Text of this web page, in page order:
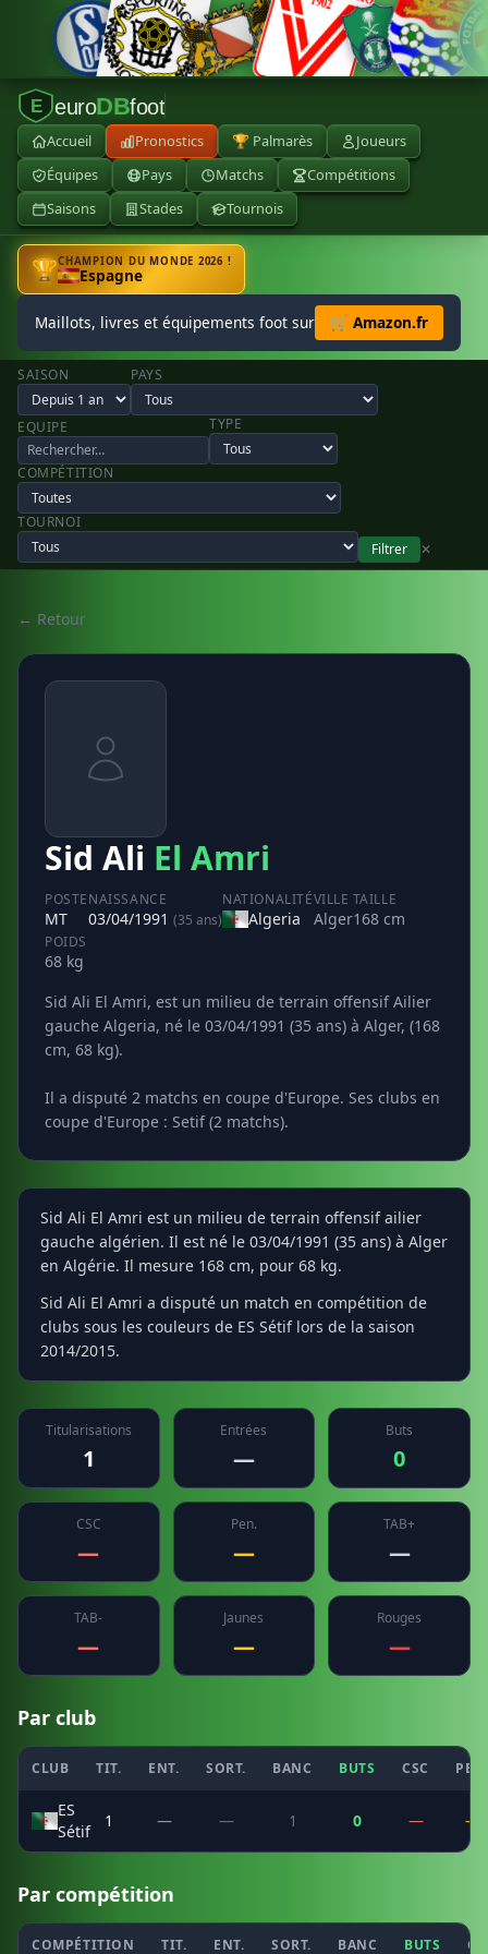
E euroDBfoot
Accueil Pronostics 🏆 Palmarès
Joueurs
Équipes
Pays Matchs
Compétitions
Saisons
Stades Tournois
🏆CHAMPION DU MONDE 2026 !
Espagne
Maillots, livres et équipements foot sur 🛒 Amazon.fr
SAISON PAYS
EQUIPE TYPE
COMPÉTITION
TOURNOI
Filtrer
✕
← Retour
Sid Ali El Amri
POSTE
MT
NAISSANCE
03/04/1991 (35 ans)
NATIONALITÉ
Algeria
VILLE
Alger
TAILLE
168 cm
POIDS
68 kg
Sid Ali El Amri, est un milieu de terrain offensif Ailier
gauche Algeria, né le 03/04/1991 (35 ans) à Alger, (168
cm, 68 kg).
Il a disputé 2 matchs en coupe d'Europe. Ses clubs en
coupe d'Europe : Setif (2 matchs).
Sid Ali El Amri est un milieu de terrain offensif ailier
gauche algérien. Il est né le 03/04/1991 (35 ans) à Alger
en Algérie. Il mesure 168 cm, pour 68 kg.
Sid Ali El Amri a disputé un match en compétition de
clubs sous les couleurs de ES Sétif lors de la saison
2014/2015.
Titularisations
1
Entrées
—
Buts
0
CSC
—
Pen.
—
TAB+
—
TAB-
—
Jaunes
—
Rouges
—
Par club
CLUB TIT. ENT. SORT. BANC BUTS CSC PEN.
ES
Sétif
1 — — 1 0 — —
Par compétition
COMPÉTITION TIT. ENT. SORT. BANC BUTS